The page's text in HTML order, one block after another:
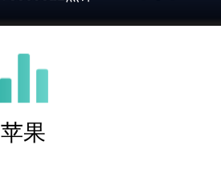
苹果